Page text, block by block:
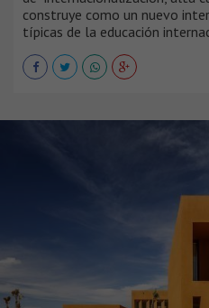
construye como un nuevo
típicas de la educación